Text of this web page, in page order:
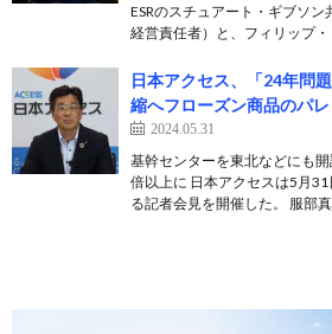
ESRのスチュアート・ギブソ
経営責任者）と、フィリップ
日本アクセス、「24年問
縮へフローズン商品のパ
2024.05.31
基幹センターを東北などにも
倍以上に 日本アクセスは5月
る記者会見を開催した。 服部